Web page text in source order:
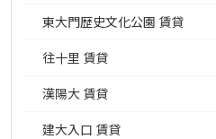
東大門歴史文化公園 賃貸
往十里 賃貸
漢陽大 賃貸
建大入口 賃貸